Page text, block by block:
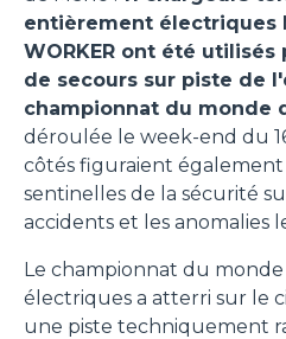
entièrement électriques
WORKER ont été
de secours sur piste de
championnat du monde
déroulée le week-end du
côtés figuraient également
sentinelles de la sécurité
accidents et les anomalies
Le championnat du
électriques a atterri sur le
une piste techniquement